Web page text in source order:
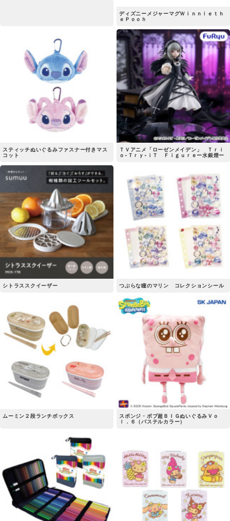
ディズニーメジャーマグＷｉｎｎｉｅｔｈ
ｅＰｏｏｈ
スティッチぬいぐるみファスナー付きマス
コット
ＴＶアニメ「ローゼンメイデン」 Ｔｒｉ
ｏ-Ｔｒｙ-ｉＴ Ｆｉｇｕｒｅー水銀燈ー
シトラススクイーザー つぶらな瞳のマリン コレクションシール
ムーミン２段ランチボックス
スポンジ・ボブ超ＢＩＧぬいぐるみＶｏ
ｌ．６（パステルカラー）